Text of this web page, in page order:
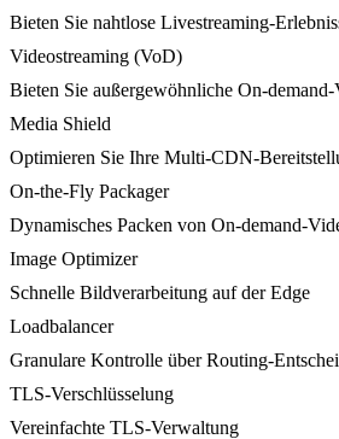
Bieten Sie nahtlose Livestreaming-
Videostreaming (VoD)
Bieten Sie außergewöhnliche On-demand-
Media Shield
Optimieren Sie Ihre Multi-CDN-
On-the-Fly Packager
Dynamisches Packen von On-demand-
Image Optimizer
Schnelle Bildverarbeitung auf der Edge
Loadbalancer
Granulare Kontrolle über Routing-
TLS-Verschlüsselung
Vereinfachte TLS-Verwaltung